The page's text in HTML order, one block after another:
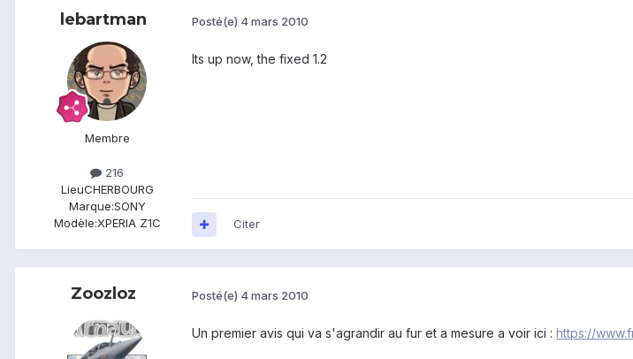
lebartman
Membre
216
LieuCHERBOURG
Marque:SONY
Modèle:XPERIA Z1C
Posté(e) 4 mars 2010
Its up now, the fixed 1.2
Citer
Zoozloz Posté(e) 4 mars 2010
Un premier avis qui va s'agrandir au fur et a mesure a voir ici : https://